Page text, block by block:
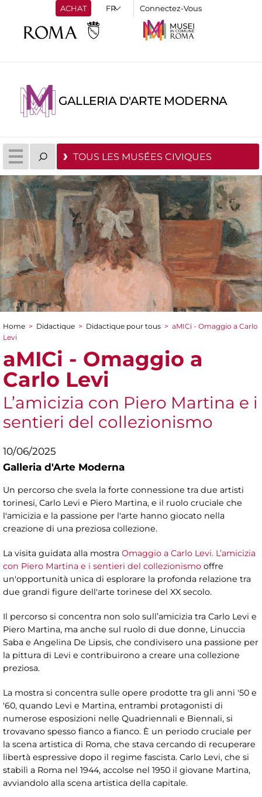
ACHAT Connectez-Vous
GALLERIA D'ARTE MODERNA
TOUS LES MUSÉES CIVIQUES
You are here
Home > Didactique > Didactique pour tous > aMICi - Omaggio a Carlo
Levi
aMICi - Omaggio a
Carlo Levi
L’amicizia con Piero Martina e i
sentieri del collezionismo
10/06/2025
Galleria d'Arte Moderna
Un percorso che svela la forte connessione tra due artisti
torinesi, Carlo Levi e Piero Martina, e il ruolo cruciale che
l'amicizia e la passione per l'arte hanno giocato nella
creazione di una preziosa collezione.
La visita guidata alla mostra Omaggio a Carlo Levi. L’amicizia
con Piero Martina e i sentieri del collezionismo offre
un'opportunità unica di esplorare la profonda relazione tra
due grandi figure dell'arte torinese del XX secolo.
Il percorso si concentra non solo sull’amicizia tra Carlo Levi e
Piero Martina, ma anche sul ruolo di due donne, Linuccia
Saba e Angelina De Lipsis, che condivisero una passione per
la pittura di Levi e contribuirono a creare una collezione
preziosa.
La mostra si concentra sulle opere prodotte tra gli anni '50 e
'60, quando Levi e Martina, entrambi protagonisti di
numerose esposizioni nelle Quadriennali e Biennali, si
trovavano spesso fianco a fianco. È un periodo cruciale per
la scena artistica di Roma, che stava cercando di recuperare
libertà espressive dopo il regime fascista. Carlo Levi, che si
stabilì a Roma nel 1944, accolse nel 1950 il giovane Martina,
avviandolo alla scena artistica della capitale.